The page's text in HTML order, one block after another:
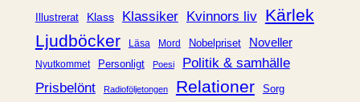
Illustrerat Klass Klassiker Kvinnors liv Kärlek
Ljudböcker
Läsa Mord Nobelpriset Noveller
Nyutkommet Personligt Poesi
Politik & samhälle
Prisbelönt
Radioföljetongen Relationer Sorg